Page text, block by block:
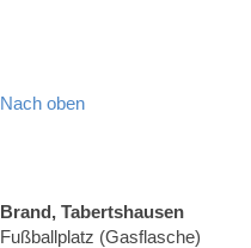
Nach oben
Brand, Tabertshausen
Fußballplatz (Gasflasche)